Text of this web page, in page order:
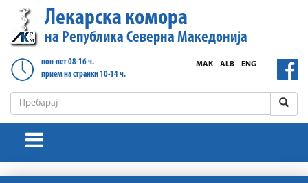
Лекарска комора
на Република Северна Македонија
пон-пет 08-16 ч.
прием на странки 10-14 ч.
ENG
ALB
МАК